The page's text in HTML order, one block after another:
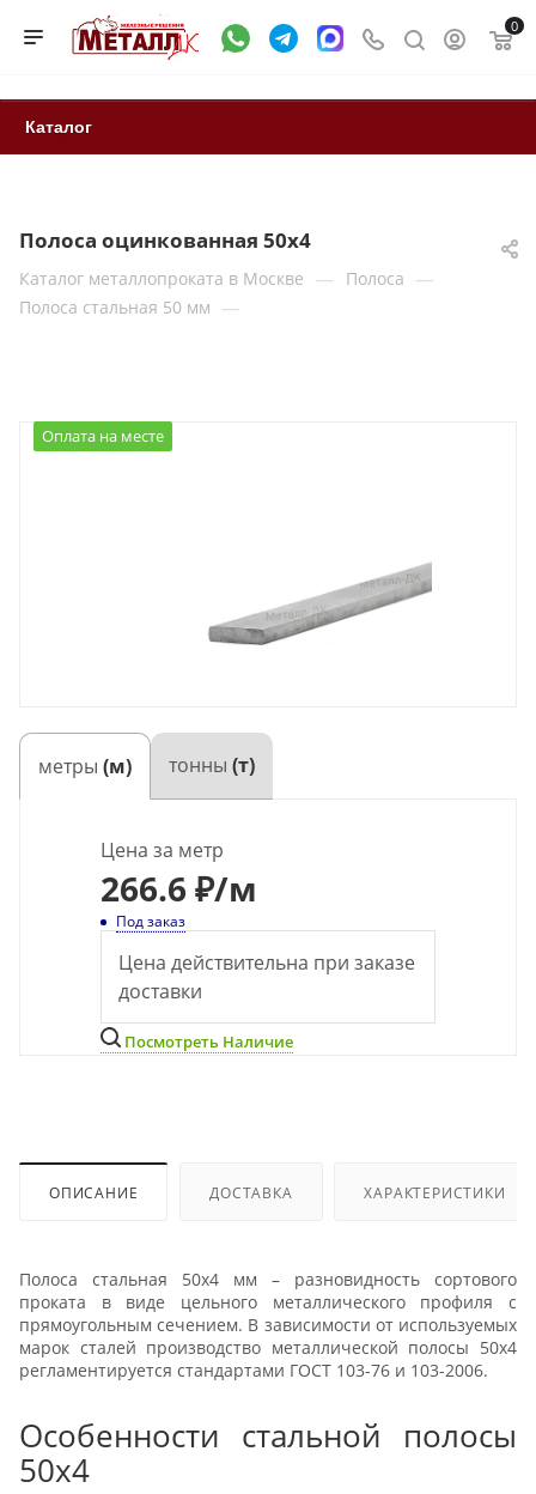
0
Каталог
Полоса оцинкованная 50х4
Каталог металлопроката в Москве — Полоса —
Полоса стальная 50 мм —
Оплата на месте
метры (м) тонны (т)
Цена за метр
266.6 ₽/м
Под заказ
Цена действительна при заказе
доставки
Посмотреть Наличие
ОПИСАНИЕ ДОСТАВКА ХАРАКТЕРИСТИКИ
Полоса стальная 50x4 мм – разновидность сортового
проката в виде цельного металлического профиля с
прямоугольным сечением. В зависимости от используемых
марок сталей производство металлической полосы 50x4
регламентируется стандартами ГОСТ 103-76 и 103-2006.
Особенности стальной полосы
50x4